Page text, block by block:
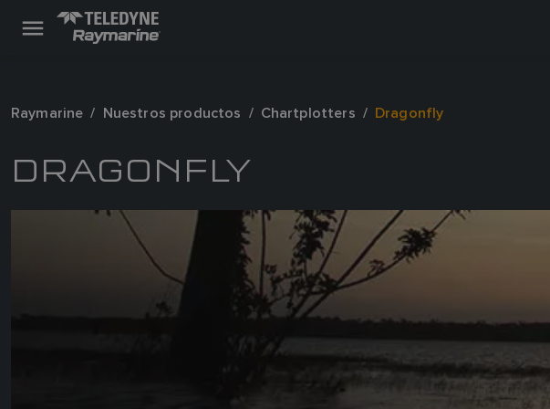
Raymarine Nuestros productos Chartplotters Dragonfly
DRAGONFLY